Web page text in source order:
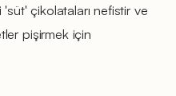
çikolataları nefistir ve
pişirmek için